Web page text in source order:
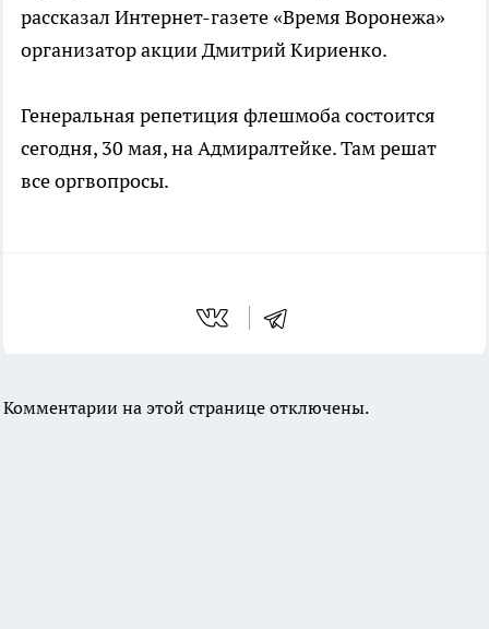
рассказал Интернет-газете «Время Воронежа»
организатор акции Дмитрий Кириенко.
Генеральная репетиция флешмоба состоится
сегодня, 30 мая, на Адмиралтейке. Там решат
все оргвопросы.
Комментарии на этой странице отключены.